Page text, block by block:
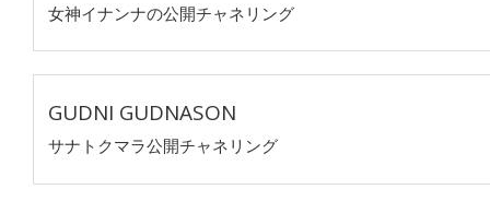
女神イナンナの公開チャネリング
GUDNI GUDNASON
サナトクマラ公開チャネリング